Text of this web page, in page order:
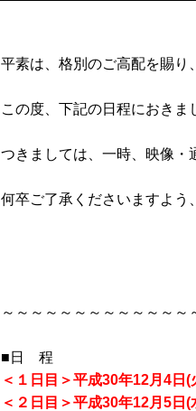
平素は、格別のご高配を賜り
この度、下記の日程におきま
つきましては、一時、映像・
何卒ご了承くださいますよう
～～～～～～～～～～～～
■日 程
＜１日目＞平成30年12月
＜２日目＞平成30年12月